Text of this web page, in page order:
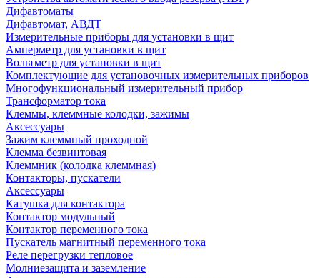
Дифавтоматы
Дифавтомат, АВДТ
Измерительные приборы для установки в щит
Амперметр для установки в щит
Вольтметр для установки в щит
Комплектующие для установочных измерительных приборов
Многофункциональный измерительный прибор
Трансформатор тока
Клеммы, клеммные колодки, зажимы
Аксессуары
Зажим клеммный проходной
Клемма безвинтовая
Клеммник (колодка клеммная)
Контакторы, пускатели
Аксессуары
Катушка для контактора
Контактор модульный
Контактор переменного тока
Пускатель магнитный переменного тока
Реле перегрузки тепловое
Молниезащита и заземление